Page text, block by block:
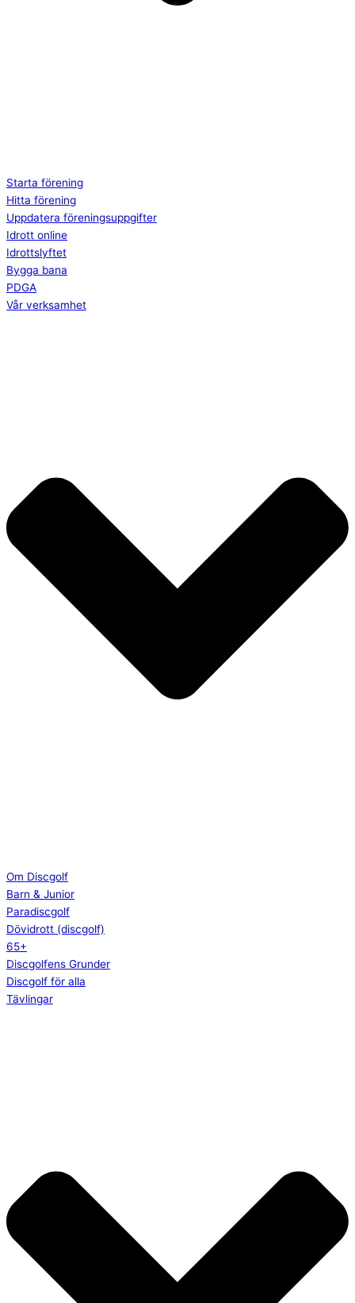
Starta förening
Hitta förening
Uppdatera föreningsuppgifter
Idrott online
Idrottslyftet
Bygga bana
PDGA
Vår verksamhet
Om Discgolf
Barn & Junior
Paradiscgolf
Dövidrott (discgolf)
65+
Discgolfens Grunder
Discgolf för alla
Tävlingar